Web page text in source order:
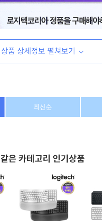
상품 상세정보 펼쳐보기
(주) 동이커머스
dongeecom@naver.com
경기도 고양시 덕양구 꽃마을로64, 1235호
최신순
같은 카테고리 인기상품